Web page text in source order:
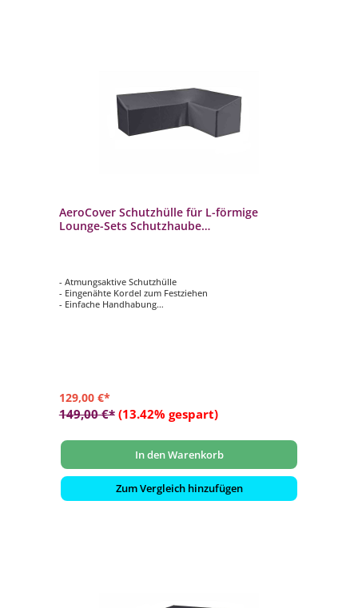
AeroCover Schutzhülle für L-förmige
Lounge-Sets Schutzhaube
- Atmungsaktive Schutzhülle
- Eingenähte Kordel zum Festziehen
- Einfache Handhabung
129,00 €*
149,00 €* (13.42% gespart)
In den Warenkorb
Zum Vergleich hinzufügen